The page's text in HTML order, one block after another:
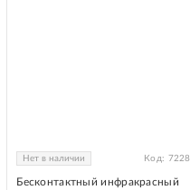
Нет в наличии Код: 7228
Бесконтактный инфракрасный